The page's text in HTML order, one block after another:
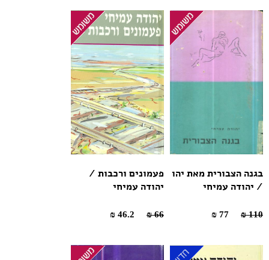
בגנה הצבורית מאת יהו
/ יהודה עמיחי
110 ₪
פעמונים ורכבות /
יהודה עמיחי
66 ₪